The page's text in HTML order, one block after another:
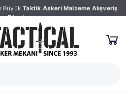
Büyük Taktik Askeri Malzeme Alışveriş
Sitesi